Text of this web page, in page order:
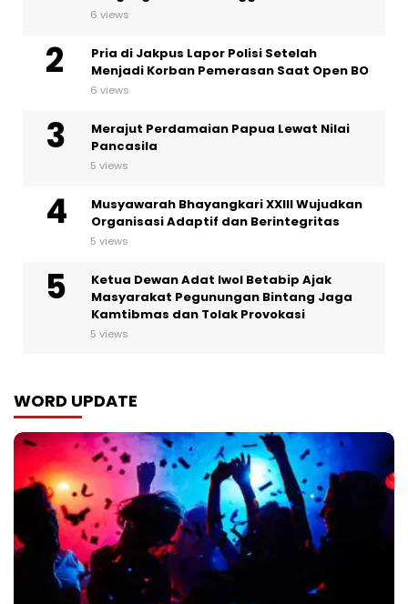
6 views
Pria di Jakpus Lapor Polisi Setelah
Menjadi Korban Pemerasan Saat Open BO
6 views
Merajut Perdamaian Papua Lewat Nilai
Pancasila
5 views
Musyawarah Bhayangkari XXIII Wujudkan
Organisasi Adaptif dan Berintegritas
5 views
Ketua Dewan Adat Iwol Betabip Ajak
Masyarakat Pegunungan Bintang Jaga
Kamtibmas dan Tolak Provokasi
5 views
WORD UPDATE